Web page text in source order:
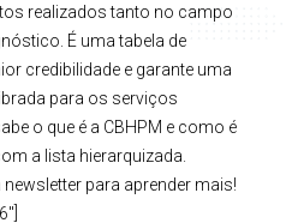
realizados tanto no campo
É uma tabela de
credibilidade e garante uma
para os serviços
o que é a CBHPM e como é
a lista hierarquizada.
para aprender mais!